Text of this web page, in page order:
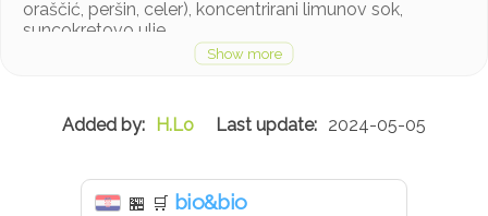
oraščić, peršin, celer), koncentrirani limunov sok,
suncokretovo ulje
Proizvod sadrži soju, muškatni oraščić i celer
H.Lo 2024-05-05
🏪 🛒 bio&bio